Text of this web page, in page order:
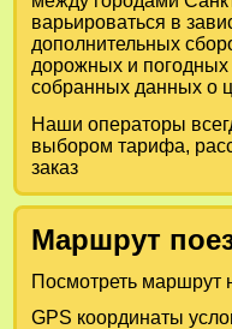
варьироваться в
дополнительных
дорожных и погодных
собранных данных о
Наши операторы
выбором тарифа,
заказ
Маршрут
Посмотреть маршрут
GPS координаты